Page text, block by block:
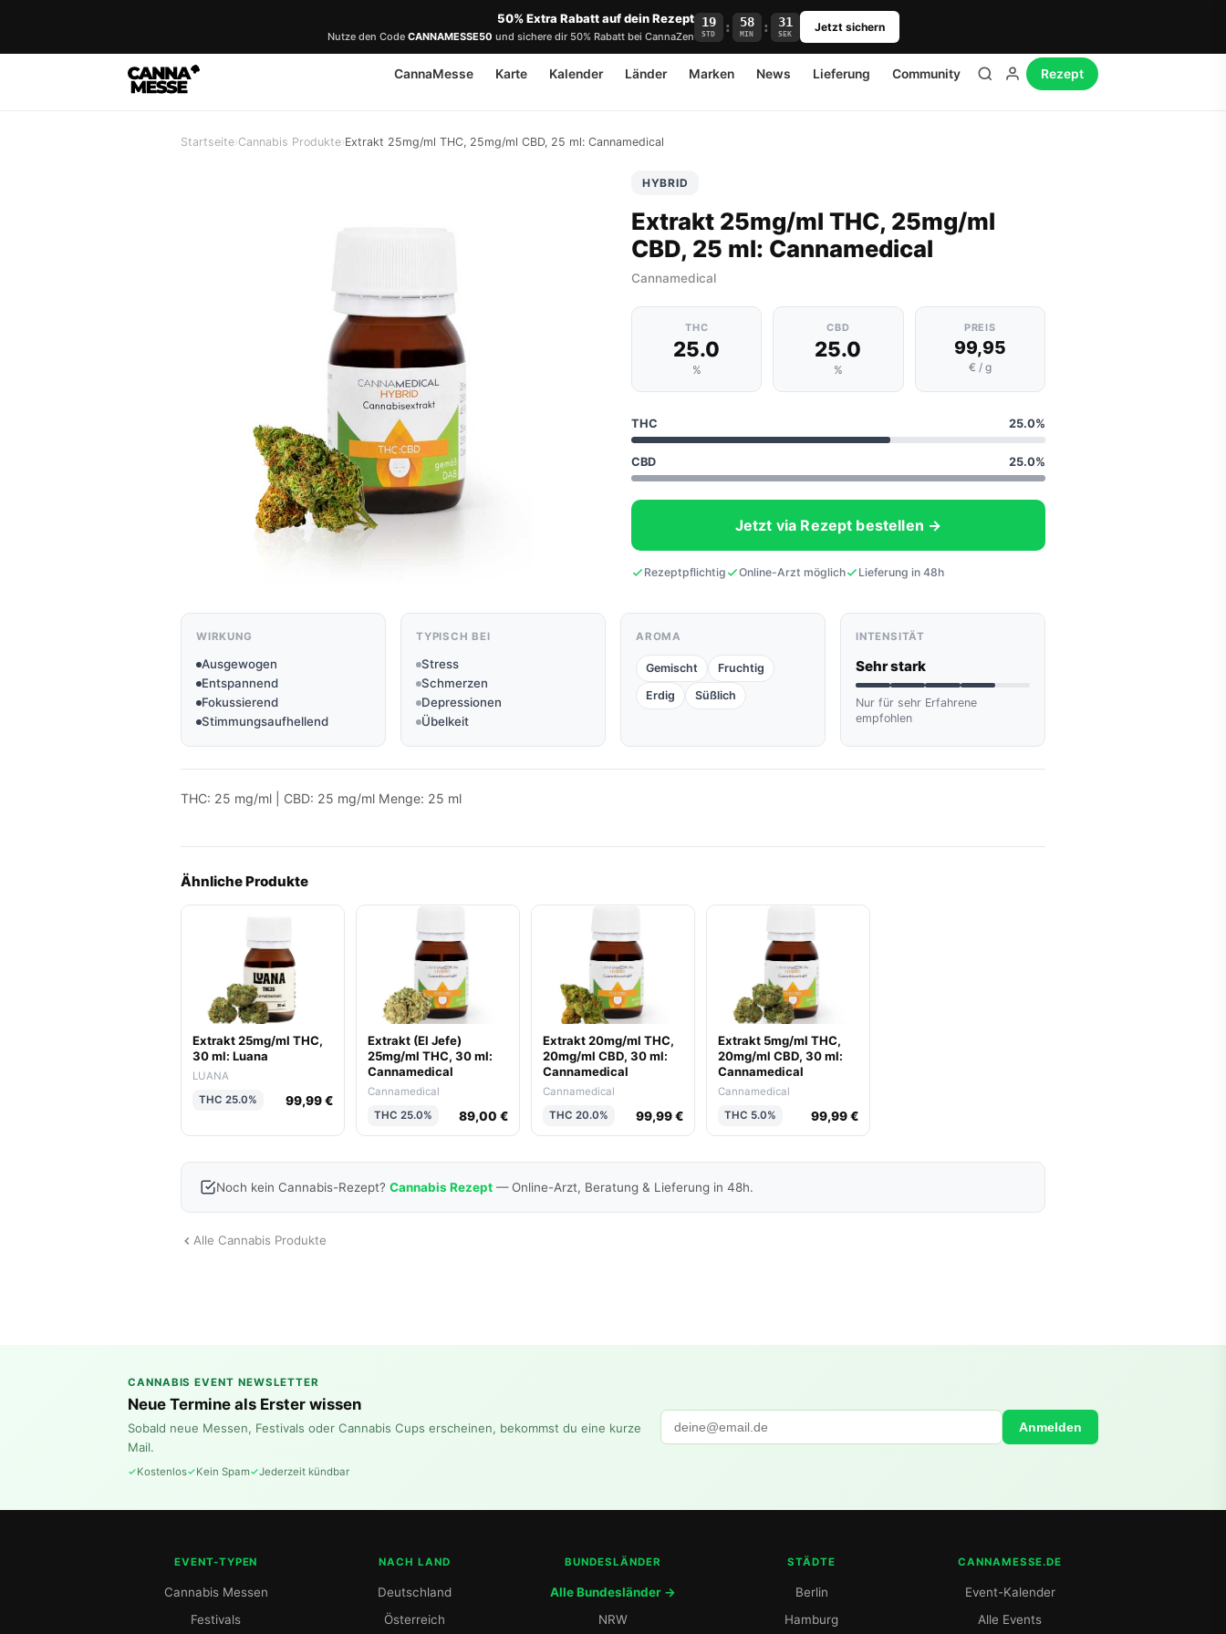
50% Extra Rabatt auf dein Rezept
Nutze den Code CANNAMESSE50 und sichere dir 50% Rabatt bei CannaZen
19
STD : 58
MIN : 31
SEK Jetzt sichern
CannaMesse Karte Kalender Länder Marken News Lieferung Community Rezept
Startseite›Cannabis Produkte›Extrakt 25mg/ml THC, 25mg/ml CBD, 25 ml: Cannamedical
HYBRID
Extrakt 25mg/ml THC, 25mg/ml
CBD, 25 ml: Cannamedical
Cannamedical
THC
25.0
%
CBD
25.0
%
PREIS
99,95
€ / g
THC 25.0%
CBD 25.0%
Jetzt via Rezept bestellen →
Rezeptpflichtig Online-Arzt möglich Lieferung in 48h
WIRKUNG
Ausgewogen
Entspannend
Fokussierend
Stimmungsaufhellend
TYPISCH BEI
Stress
Schmerzen
Depressionen
Übelkeit
AROMA
Gemischt
Fruchtig
Erdig
Süßlich
INTENSITÄT
Sehr stark
Nur für sehr Erfahrene
empfohlen
THC: 25 mg/ml | CBD: 25 mg/ml Menge: 25 ml
Ähnliche Produkte
Extrakt 25mg/ml THC,
30 ml: Luana
LUANA
THC 25.0%
99,99 €
Extrakt (El Jefe)
25mg/ml THC, 30 ml:
Cannamedical
Cannamedical
THC 25.0%
89,00 €
Extrakt 20mg/ml THC,
20mg/ml CBD, 30 ml:
Cannamedical
Cannamedical
THC 20.0%
99,99 €
Extrakt 5mg/ml THC,
20mg/ml CBD, 30 ml:
Cannamedical
Cannamedical
THC 5.0%
99,99 €
Noch kein Cannabis-Rezept? Cannabis Rezept — Online-Arzt, Beratung & Lieferung in 48h.
Alle Cannabis Produkte
CANNABIS EVENT NEWSLETTER
Neue Termine als Erster wissen
Sobald neue Messen, Festivals oder Cannabis Cups erscheinen, bekommst du eine kurze
Mail.
Kostenlos Kein Spam Jederzeit kündbar
Anmelden
EVENT-TYPEN
Cannabis Messen
Festivals
NACH LAND
Deutschland
Österreich
BUNDESLÄNDER
Alle Bundesländer →
NRW
STÄDTE
Berlin
Hamburg
CANNAMESSE.DE
Event-Kalender
Alle Events